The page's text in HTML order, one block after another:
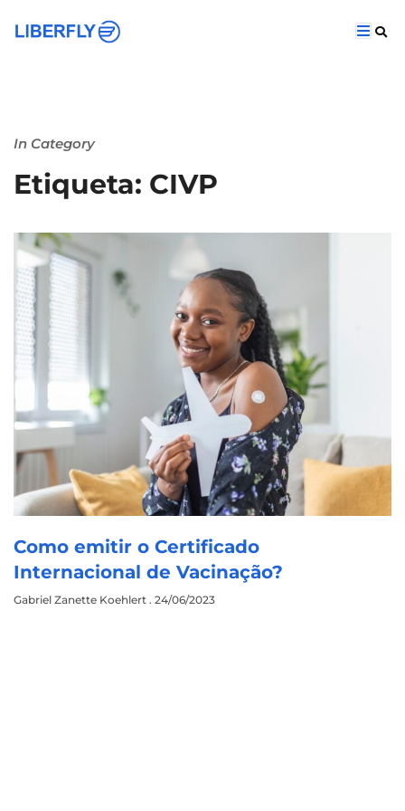
In Category
Etiqueta: CIVP
Como emitir o Certificado
Internacional de Vacinação?
Gabriel Zanette Koehlert 24/06/2023